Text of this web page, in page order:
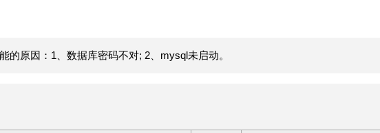
的原因：1、数据库密码不对; 2、mysql未启动。